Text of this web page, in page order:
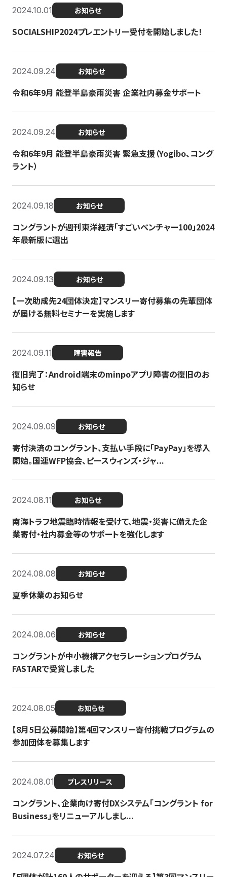
2024.10.01 お知らせ
SOCIALSHIP2024プレエントリー受付を開始しました！
2024.09.24 お知らせ
令和6年9月 能登半島豪雨災害 企業社内募金サポート
2024.09.24 お知らせ
令和6年9月 能登半島豪雨災害 緊急支援（Yogibo、コング
ラント）
2024.09.18 お知らせ
コングラントが週刊東洋経済「すごいベンチャー100」2024
年最新版に選出
2024.09.13 お知らせ
【一次助成先24団体決定】マンスリー寄付募集の先輩団体
が届ける無料セミナーを実施します
2024.09.11 障害報告
復旧完了：Android端末のminpoアプリ障害の復旧のお
知らせ
2024.09.09 お知らせ
寄付決済のコングラント、支払い手段に「PayPay」を導入
開始。国連WFP協会、ピースウィンズ・ジャ...
2024.08.11 お知らせ
南海トラフ地震臨時情報を受けて、地震・災害に備えた企
業寄付・社内募金等のサポートを強化します
2024.08.08 お知らせ
夏季休業のお知らせ
2024.08.06 お知らせ
コングラントが中小機構アクセラレーションプログラム
FASTARで受賞しました
2024.08.05 お知らせ
【8月5日公募開始】第4回マンスリー寄付挑戦プログラムの
参加団体を募集します
2024.08.01 プレスリリース
コングラント、企業向け寄付DXシステム「コングラント for
Business」をリニューアルしまし...
2024.07.24 お知らせ